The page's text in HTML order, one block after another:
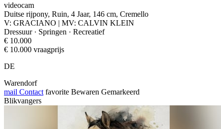
videocam
Duitse rijpony, Ruin, 4 Jaar, 146 cm, Cremello
V: GRACIANO | MV: CALVIN KLEIN
Dressuur · Springen · Recreatief
€ 10.000
€ 10.000 vraagprijs
DE
Warendorf
mail Contact favorite Bewaren Gemarkeerd
Blikvangers